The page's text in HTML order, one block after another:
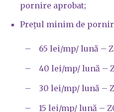
pornire aprobat;
Prețul minim de
– 65 lei/mp/ lună –
– 40 lei/mp/ lună –
– 30 lei/mp/ lună –
– 15 lei/mp/ lună –